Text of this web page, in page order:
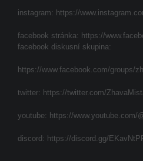
instagram: https://
facebook stránka: https://
facebook diskusní skupina:
https://www.facebook.com/groups/
twitter: https://twitter.com/
youtube: https://www.youtube.com/
discord: https://discord.gg/